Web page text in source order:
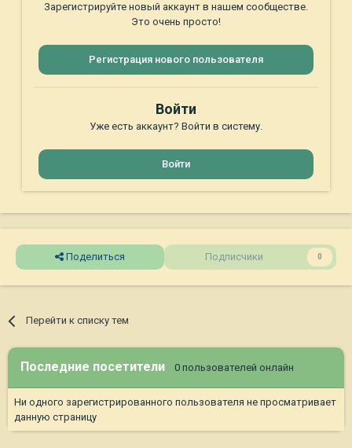
Зарегистрируйте новый аккаунт в нашем сообществе.
Это очень просто!
Регистрация нового пользователя
Войти
Уже есть аккаунт? Войти в систему.
Войти
Поделиться Подписчики 0
Перейти к списку тем
Последние посетители 0 пользователей онлайн
Ни одного зарегистрированного пользователя не просматривает
данную страницу